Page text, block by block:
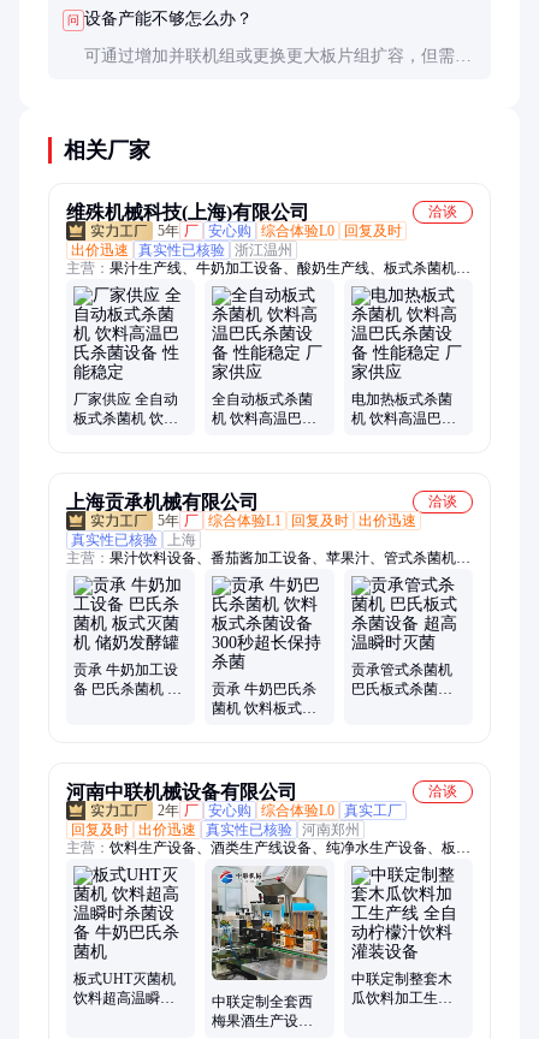
问 设备产能不够怎么办？
可通过增加并联机组或更换更大板片组扩容，但需确
相关厂家
维殊机械科技(上海)有限公司
洽谈
5年 厂 安心购 综合体验L0
回复及时
出价迅速
真实性已核验 浙江温州
主营： 果汁生产线、牛奶加工设备、酸奶生产线、板式杀菌机、
巴氏奶生产线、管式杀菌机、喷淋杀菌机、列管式杀菌机、苹果
汁生产设备、常温奶生产线、豆奶生产线、乳酸菌生产线、茶饮
料生产线、碳酸饮料生产线、牛奶生产线、苏打水生产线、植物
蛋白饮料生产线、功能饮料生产线
厂家供应 全自动
板式杀菌机 饮料
全自动板式杀菌
机 饮料高温巴氏
电加热板式杀菌
机 饮料高温巴氏
上海贡承机械有限公司
洽谈
5年 厂 综合体验L1 回复及时 出价迅速
真实性已核验
上海
主营： 果汁饮料设备、番茄酱加工设备、苹果汁、管式杀菌机
UHT高温杀菌设备、牛奶巴氏杀菌机、板式杀菌机、列管式杀菌
机、苹果浓缩汁生产线设备、椰子汁椰奶生产线设备、BIB盒中
袋无菌灌装机、大袋无菌灌装设备、果酱浓缩设备、真空脱气
机、芒果酱加工设备、菠萝汁生产线、蒸发器浓缩设备
贡承 牛奶加工设
备 巴氏杀菌机 板
贡承 牛奶巴氏杀
菌机 饮料板式杀
贡承管式杀菌机
巴氏板式杀菌设
河南中联机械设备有限公司
洽谈
2年 厂 安心购 综合体验L0 真实工厂
回复及时 出价迅速 真实性已核验 河南郑州
主营： 饮料生产设备、酒类生产线设备、纯净水生产设备、板式
杀菌机、液态肥生产线设备、不锈钢储罐、不锈钢发酵罐、米酒
生产设备、黄酒生产设备、核桃露饮料生产设备、果汁饮料生产
设备、果酒生产设备、果醋饮料生产设备、果酱生产设备、草莓
酱生产设备、水果罐头生产设备、黄桃罐头生产设备、茶饮料生
产设备、蜂蜜生产设备、食用醋生产设备、梨膏生产设备、枇杷
膏生产设备、格瓦斯饮料生产设备、功能饮料生产设备、瓶装水
生产设备
板式UHT灭菌机
饮料超高温瞬时
中联定制全套西
梅果酒生产设备
中联定制整套木
瓜饮料加工生产